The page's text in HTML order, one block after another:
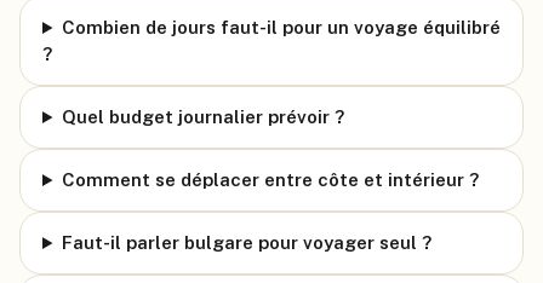
Combien de jours faut-il pour un voyage équilibré
?
Quel budget journalier prévoir ?
Comment se déplacer entre côte et intérieur ?
Faut-il parler bulgare pour voyager seul ?